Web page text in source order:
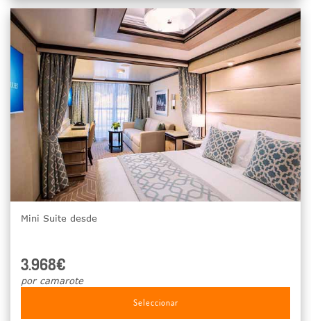
Mini Suite desde
3.968€
por camarote
Seleccionar